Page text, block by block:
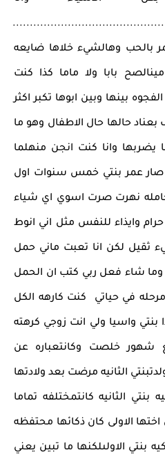
بالحب وهالشيء خلاها ضايعه
بابا ولا ماما كذا كنت
بينها وبين ابوها تكبر اكثر
حالها حال الاطفال وهو ما
يضربها وانا كنت انجن منهلما
صار عمر بنتي خمس سنوات اول
نهرت صرت اسوي اي شياء
وايذاء للنفس مثل اني انوط
ثقيل لكن انا تعبت ماني حمل
وما شاء فعل ربي كتب ان الحمل
في حياتي كنت كارهه الكل
بنتي واسيا ولي انت زوجي كرهته
شهور خلصت وكانتعباره عن
الثانيه مرضت بعد ولادتها
بنتي الثانيه كانتمختلفه تماما
الاولى كان ذكائها محتفظه
بنتي الاولىلكنها ما تبين يعني